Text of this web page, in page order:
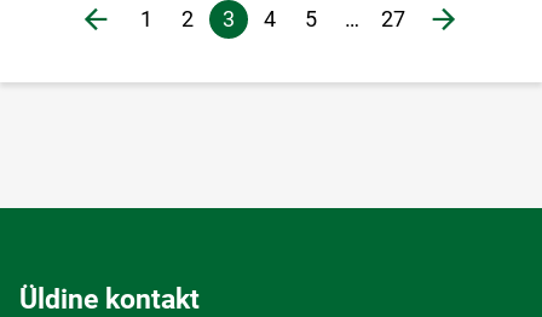
Lehekülgjaotus
Eelmine lehekülg
Veebileht
1 Veebileht
2
Praegune
3 Veebileht
4 Veebileht
5 … page
27 Järgmine
Üldine kontakt